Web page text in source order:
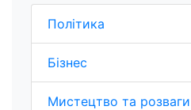
Політика
Бізнес
Мистецтво та розваги